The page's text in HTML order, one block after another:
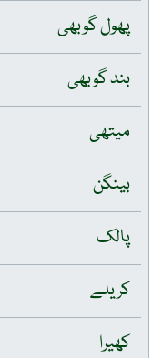
پھول گوبھی
بند گوبھی
میتھی
بینگن
پالک
کریلے
کھیرا